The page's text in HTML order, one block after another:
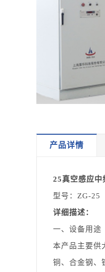
产品详情
25真空感应中
型号：ZG-25
详细描述：
一、设备用途
本产品主要供
铜、合金钢、